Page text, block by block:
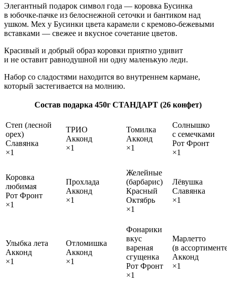
Элегантный подарок символ года — коровка Бусинка
в юбочке‑пачке из белоснежной сеточки и бантиком над
ушком. Мех у Бусинки цвета карамели с кремово‑бежевыми
вставками — свежее и вкусное сочетание цветов.
Красивый и добрый образ коровки приятно удивит
и не оставит равнодушной ни одну маленькую леди.
Набор со сладостями находится во внутреннем кармане,
который застегивается на молнию.
Состав подарка 450г СТАНДАРТ (26 конфет)
Степ (лесной
орех)
Славянка
×1
ТРИО
Акконд
×1
Томилка
Акконд
×1
Солнышко
с семечками
Рот Фронт
×1
Коровка
любимая
Рот Фронт
×1
Прохлада
Акконд
×1
Желейные
(барбарис)
Красный
Октябрь
×1
Лёвушка
Славянка
×1
Улыбка лета
Акконд
×1
Отломишка
Акконд
×1
Фонарики
вкус
вареная
сгущенка
Рот Фронт
×1
Марлетто
(в
Акконд
×1